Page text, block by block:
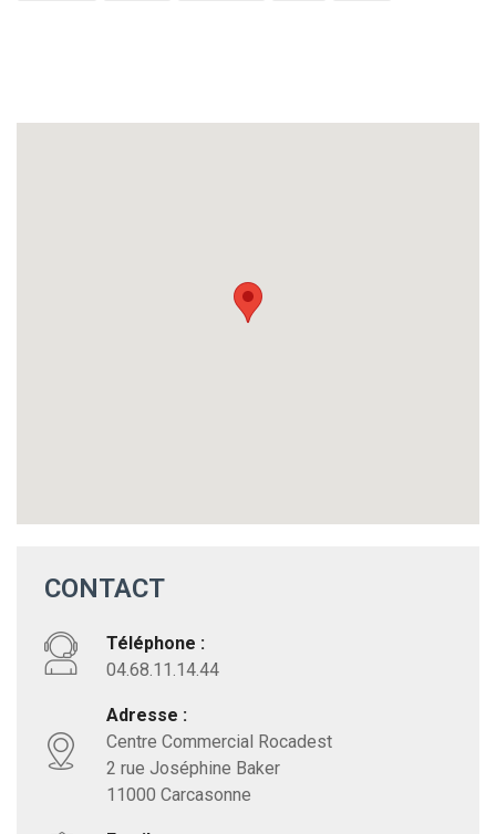
CONTACT
Téléphone :
04.68.11.14.44
Adresse :
Centre Commercial Rocadest
2 rue Joséphine Baker
11000 Carcasonne